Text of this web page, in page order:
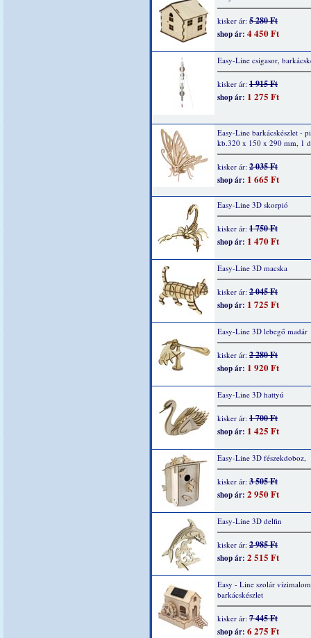
kisker ár: 5 280 Ft
shop ár: 4 450 Ft
Easy-Line csigasor,
kisker ár: 1 915 Ft
shop ár: 1 275 Ft
Easy-Line barkácskészlet -
kb.320 x 150 x 290 mm, 1
kisker ár: 2 035 Ft
shop ár: 1 665 Ft
Easy-Line 3D skorpió
kisker ár: 1 750 Ft
shop ár: 1 470 Ft
Easy-Line 3D macska
kisker ár: 2 045 Ft
shop ár: 1 725 Ft
Easy-Line 3D lebegő madár
kisker ár: 2 280 Ft
shop ár: 1 920 Ft
Easy-Line 3D hattyú
kisker ár: 1 700 Ft
shop ár: 1 425 Ft
Easy-Line 3D fészekdoboz,
kisker ár: 3 505 Ft
shop ár: 2 950 Ft
Easy-Line 3D delfin
kisker ár: 2 985 Ft
shop ár: 2 515 Ft
Easy - Line szolár
barkácskészlet
kisker ár: 7 445 Ft
shop ár: 6 275 Ft